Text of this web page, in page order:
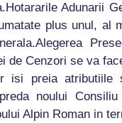
Adunarii
plus unul, al
de Cenzori se va
isi preia atributiile
noului
Alpin Roman in